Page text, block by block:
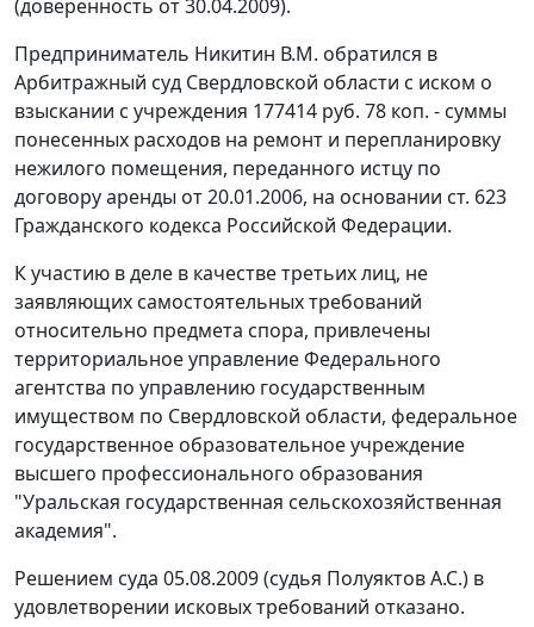
(доверенность от 30.04.2009).
Предприниматель Никитин В.М. обратился в
Арбитражный суд Свердловской области с иском о
взыскании с учреждения 177414 руб. 78 коп. - суммы
понесенных расходов на ремонт и перепланировку
нежилого помещения, переданного истцу по
договору аренды от 20.01.2006, на основании ст. 623
Гражданского кодекса Российской Федерации.
К участию в деле в качестве третьих лиц, не
заявляющих самостоятельных требований
относительно предмета спора, привлечены
территориальное управление Федерального
агентства по управлению государственным
имуществом по Свердловской области, федеральное
государственное образовательное учреждение
высшего профессионального образования
"Уральская государственная сельскохозяйственная
академия".
Решением суда 05.08.2009 (судья Полуяктов А.С.) в
удовлетворении исковых требований отказано.